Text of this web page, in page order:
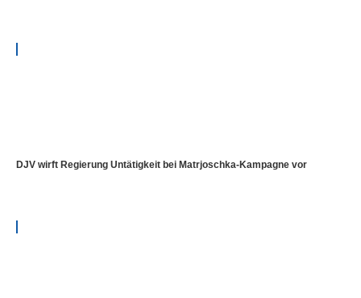
DJV wirft Regierung Untätigkeit bei Matrjoschka-Kampagne vor